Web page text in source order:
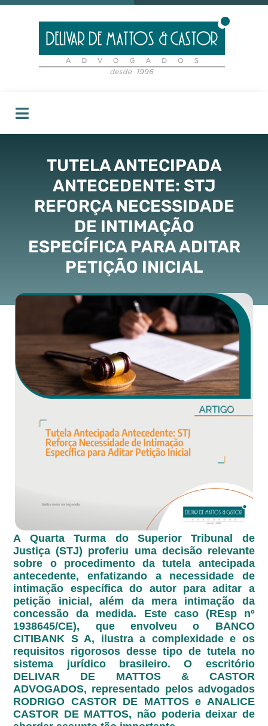
TUTELA ANTECIPADA
ANTECEDENTE: STJ
REFORÇA NECESSIDADE
DE INTIMAÇÃO
ESPECÍFICA PARA ADITAR
PETIÇÃO INICIAL
A Quarta Turma do Superior Tribunal de
Justiça (STJ) proferiu uma decisão relevante
sobre o procedimento da tutela antecipada
antecedente, enfatizando a necessidade de
intimação específica do autor para aditar a
petição inicial, além da mera intimação da
concessão da medida. Este caso (REsp nº
1938645/CE), que envolveu o BANCO
CITIBANK S A, ilustra a complexidade e os
requisitos rigorosos desse tipo de tutela no
sistema jurídico brasileiro. O escritório
DELIVAR DE MATTOS & CASTOR
ADVOGADOS, representado pelos advogados
RODRIGO CASTOR DE MATTOS e ANALICE
CASTOR DE MATTOS, não poderia deixar de